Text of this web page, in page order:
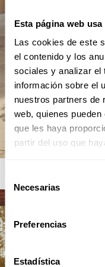
Esta página web
Las cookies de este
el contenido y los
sociales y analizar el
información sobre el
nuestros partners de
web, quienes
que les haya
partir del uso que
de
consentimiento
Necesarias
Preferencias
Estadística